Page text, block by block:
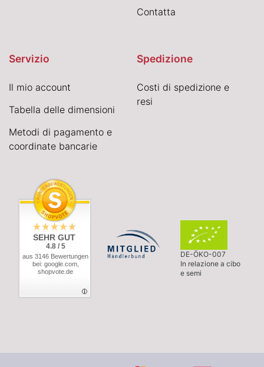
Contatta
Servizio
Il mio account
Tabella delle dimensioni
Metodi di pagamento e
coordinate bancarie
Spedizione
Costi di spedizione e
resi
SEHR GUT
4.8 / 5
aus 3146 Bewertungen
bei: google.com,
shopvote.de
DE-ÖKO-007
In relazione a cibo
e semi